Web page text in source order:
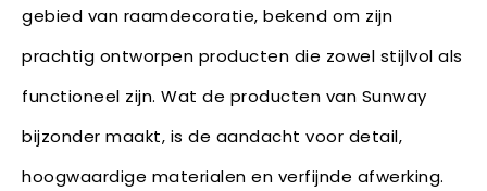
gebied van raamdecoratie, bekend om zijn
prachtig ontworpen producten die zowel stijlvol als
functioneel zijn. Wat de producten van Sunway
bijzonder maakt, is de aandacht voor detail,
hoogwaardige materialen en verfijnde afwerking.